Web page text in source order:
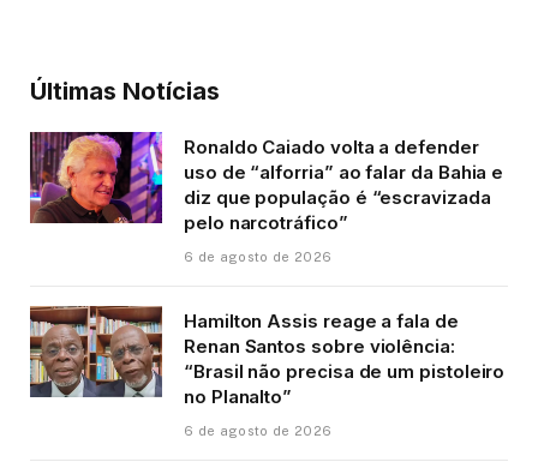
Últimas Notícias
Ronaldo Caiado volta a defender
uso de “alforria” ao falar da Bahia e
diz que população é “escravizada
pelo narcotráfico”
6 de agosto de 2026
Hamilton Assis reage a fala de
Renan Santos sobre violência:
“Brasil não precisa de um pistoleiro
no Planalto”
6 de agosto de 2026